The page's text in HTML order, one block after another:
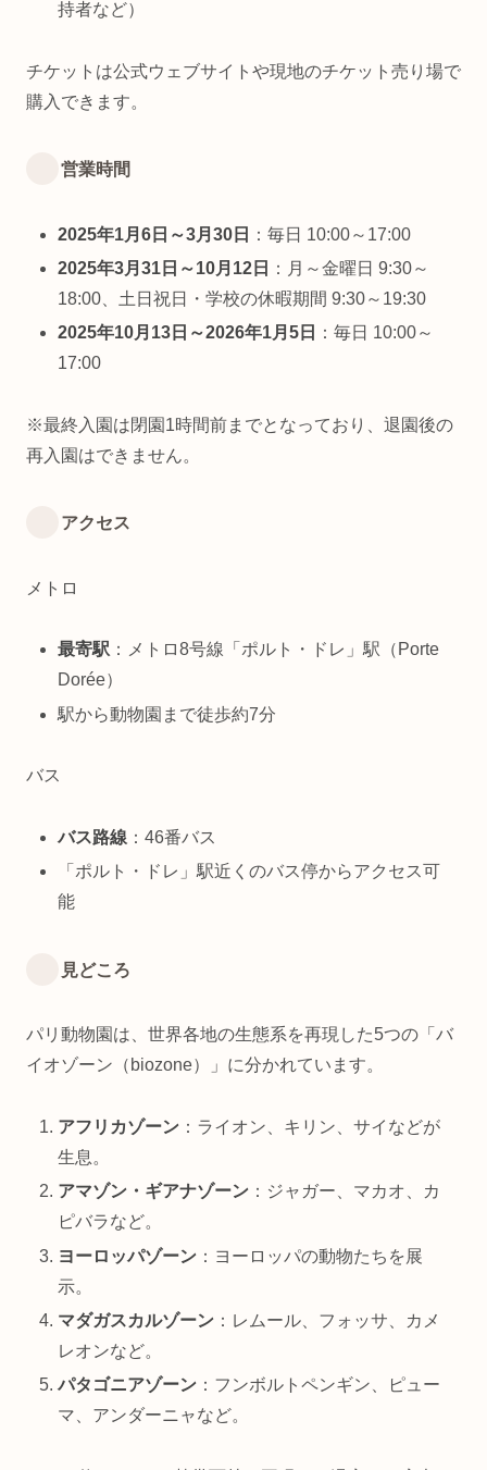
持者など）
チケットは公式ウェブサイトや現地のチケット売り場で
購入できます。
営業時間
2025年1月6日～3月30日
：毎日 10:00～17:00
2025年3月31日～10月12日
：月～金曜日 9:30～
18:00、土日祝日・学校の休暇期間 9:30～19:30
2025年10月13日～2026年1月5日
：毎日 10:00～
17:00
※最終入園は閉園1時間前までとなっており、退園後の
再入園はできません。
アクセス
メトロ
最寄駅 ：メトロ8号線「ポルト・ドレ」駅（Porte
Dorée）
駅から動物園まで徒歩約7分
バス
バス路線 ：46番バス
「ポルト・ドレ」駅近くのバス停からアクセス可
能
見どころ
パリ動物園は、世界各地の生態系を再現した5つの「バ
イオゾーン（biozone）」に分かれています。
アフリカゾーン ：ライオン、キリン、サイなどが
生息。
アマゾン・ギアナゾーン ：ジャガー、マカオ、カ
ピバラなど。
ヨーロッパゾーン ：ヨーロッパの動物たちを展
示。
マダガスカルゾーン ：レムール、フォッサ、カメ
レオンなど。
パタゴニアゾーン ：フンボルトペンギン、ピュー
マ、アンダーニャなど。